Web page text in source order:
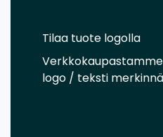
Tilaa tuote logolla
logo / teksti